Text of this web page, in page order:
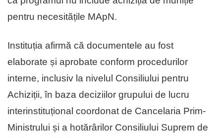
pentru necesitățile MApN.
Instituția afirmă că documentele au fost
elaborate și aprobate conform procedurilor
interne, inclusiv la nivelul Consiliului pentru
Achiziții, în baza deciziilor grupului de lucru
interinstituțional coordonat de Cancelaria Prim-
Ministrului și a hotărârilor Consiliului Suprem de